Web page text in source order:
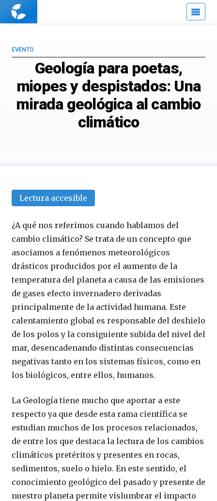
Cuaderno
Geología para poetas,
miopes y despistados: Una
mirada geológica al cambio
climático
EVENTO
Lectura accesible
¿A qué nos referimos cuando hablamos del
cambio climático? Se trata de un concepto que
asociamos a fenómenos meteorológicos
drásticos producidos por el aumento de la
temperatura del planeta a causa de las emisiones
de gases efecto invernadero derivadas
principalmente de la actividad humana. Este
calentamiento global es responsable del deshielo
de los polos y la consiguiente subida del nivel del
mar, desencadenando distintas consecuencias
negativas tanto en los sistemas físicos, como en
los biológicos, entre ellos, humanos.
La Geología tiene mucho que aportar a este
respecto ya que desde esta rama científica se
estudian muchos de los procesos relacionados,
de entre los que destaca la lectura de los cambios
climáticos pretéritos y presentes en rocas,
sedimentos, suelo o hielo. En este sentido, el
conocimiento geológico del pasado y presente de
nuestro planeta permite vislumbrar el impacto